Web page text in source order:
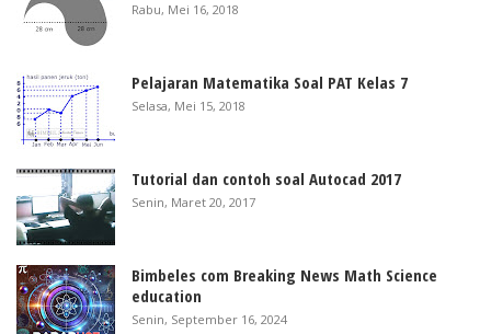
Rabu, Mei 16, 2018
Pelajaran Matematika Soal PAT Kelas 7
Selasa, Mei 15, 2018
Tutorial dan contoh soal Autocad 2017
Senin, Maret 20, 2017
Bimbeles com Breaking News Math Science
education
Senin, September 16, 2024